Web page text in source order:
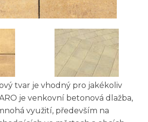
tvar je vhodný pro jakékoliv
je venkovní betonová dlažba,
využití, především na